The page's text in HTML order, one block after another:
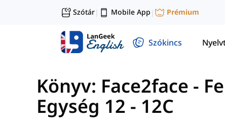
Szótár| Mobile App | Prémium
Szókincs
Könyv: Face2face -
Egység 12 - 12C